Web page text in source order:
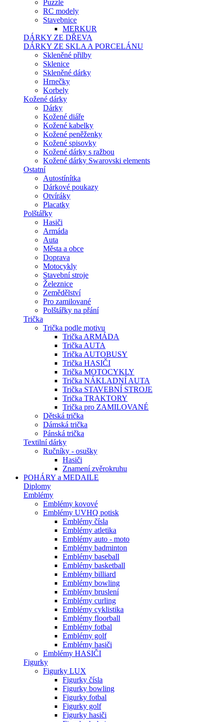
Puzzle
RC modely
Stavebnice
MERKUR
DÁRKY ZE DŘEVA
DÁRKY ZE SKLA A PORCELÁNU
Skleněné přilby
Sklenice
Skleněné dárky
Hrnečky
Korbely
Kožené dárky
Dárky
Kožené diáře
Kožené kabelky
Kožené peněženky
Kožené spisovky
Kožené dárky s ražbou
Kožené dárky Swarovski elements
Ostatní
Autostínítka
Dárkové poukazy
Otvíráky
Placatky
Polštářky
Hasiči
Armáda
Auta
Města a obce
Doprava
Motocykly
Stavební stroje
Železnice
Zemědělství
Pro zamilované
Polštářky na přání
Trička
Trička podle motivu
Trička ARMÁDA
Trička AUTA
Trička AUTOBUSY
Trička HASIČI
Trička MOTOCYKLY
Trička NÁKLADNÍ AUTA
Trička STAVEBNÍ STROJE
Trička TRAKTORY
Trička pro ZAMILOVANÉ
Dětská trička
Dámská trička
Pánská trička
Textilní dárky
Ručníky - osušky
Hasiči
Znamení zvěrokruhu
POHÁRY a MEDAILE
Diplomy
Emblémy
Emblémy kovové
Emblémy UVHQ potisk
Emblémy čísla
Emblémy atletika
Emblémy auto - moto
Emblémy badminton
Emblémy baseball
Emblémy basketball
Emblémy billiard
Emblémy bowling
Emblémy bruslení
Emblémy curling
Emblémy cyklistika
Emblémy floorball
Emblémy fotbal
Emblémy golf
Emblémy hasiči
Emblémy HASIČI
Figurky
Figurky LUX
Figurky čísla
Figurky bowling
Figurky fotbal
Figurky golf
Figurky hasiči